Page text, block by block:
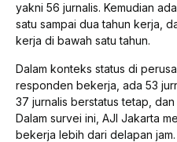
yakni 56 jurnalis. Kemudian
satu sampai dua tahun kerja,
kerja di bawah satu tahun.
Dalam konteks status di
responden bekerja, ada 53
37 jurnalis berstatus tetap,
Dalam survei ini, AJI Jakarta
bekerja lebih dari delapan